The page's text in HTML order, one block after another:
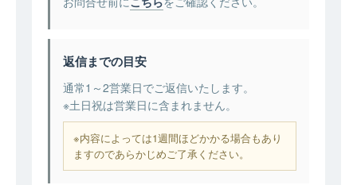
返信までの目安
通常1～2営業日でご返信いたします。
※土日祝は営業日に含まれません。
※内容によっては1週間ほどかかる場合もあり
ますのであらかじめご了承ください。